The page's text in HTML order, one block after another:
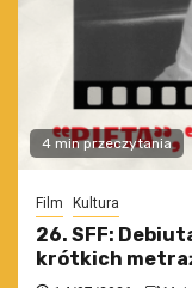
4 min przeczytania
Film Kultura
26. SFF:
krótkich